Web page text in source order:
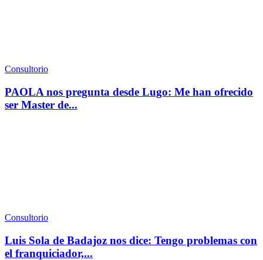
Consultorio
PAOLA nos pregunta desde Lugo: Me han ofrecido
ser Master de...
Consultorio
Luis Sola de Badajoz nos dice: Tengo problemas con
el franquiciador,...